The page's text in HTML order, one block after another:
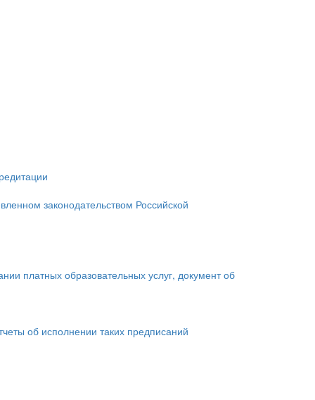
законодательством Российской
платных образовательных услуг, документ об
об исполнении таких предписаний